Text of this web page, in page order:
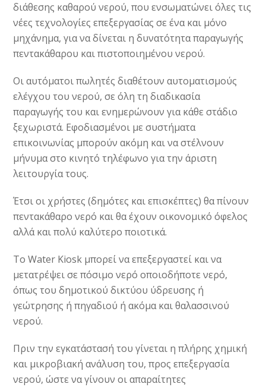
διάθεσης καθαρού νερού, που ενσωματώνει όλες τις
νέες τεχνολογίες επεξεργασίας σε ένα και μόνο
μηχάνημα, για να δίνεται η δυνατότητα παραγωγής
πεντακάθαρου και πιστοποιημένου νερού.
Οι αυτόματοι πωλητές διαθέτουν αυτοματισμούς
ελέγχου του νερού, σε όλη τη διαδικασία
παραγωγής του και ενημερώνουν για κάθε στάδιο
ξεχωριστά. Εφοδιασμένοι με συστήματα
επικοινωνίας μπορούν ακόμη και να στέλνουν
μήνυμα στο κινητό τηλέφωνο για την άριστη
λειτουργία τους.
Έτσι οι χρήστες (δημότες και επισκέπτες) θα πίνουν
πεντακάθαρο νερό και θα έχουν οικονομικό όφελος
αλλά και πολύ καλύτερο ποιοτικά.
Το Water Kiosk μπορεί να επεξεργαστεί και να
μετατρέψει σε πόσιμο νερό οποιοδήποτε νερό,
όπως του δημοτικού δικτύου ύδρευσης ή
γεώτρησης ή πηγαδιού ή ακόμα και θαλασσινού
νερού.
Πριν την εγκατάστασή του γίνεται η πλήρης χημική
και μικροβιακή ανάλυση του, προς επεξεργασία
νερού, ώστε να γίνουν οι απαραίτητες